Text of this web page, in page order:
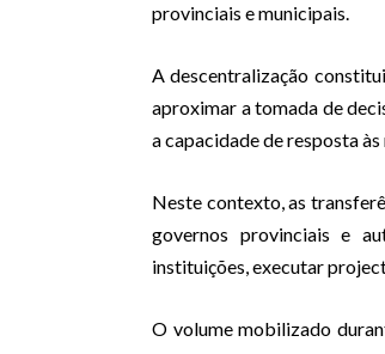
provinciais e municipais.
A descentralização
aproximar a tomada de
a capacidade de resposta
Neste contexto, as
governos provinciais e
instituições, executar
O volume mobilizado